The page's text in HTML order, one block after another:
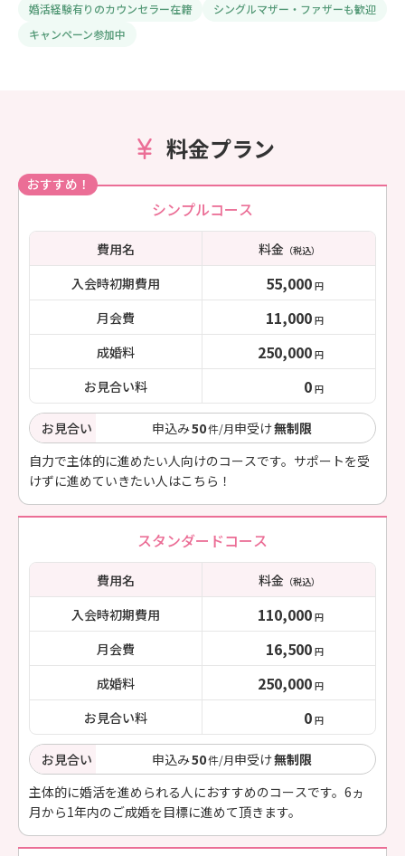
婚活経験有りのカウンセラー在籍
シングルマザー・ファザーも歓迎
キャンペーン参加中
料金プラン
おすすめ！
シンプルコース
費用名 料金（税込）
入会時初期費用 55,000 円
月会費 11,000 円
成婚料 250,000 円
お見合い料 0 円
お見合い 申込み50件/月申受け無制限
自力で主体的に進めたい人向けのコースです。サポートを受
けずに進めていきたい人はこちら！
スタンダードコース
費用名 料金（税込）
入会時初期費用 110,000 円
月会費 16,500 円
成婚料 250,000 円
お見合い料 0 円
お見合い 申込み50件/月申受け無制限
主体的に婚活を進められる人におすすめのコースです。6ヵ
月から1年内のご成婚を目標に進めて頂きます。